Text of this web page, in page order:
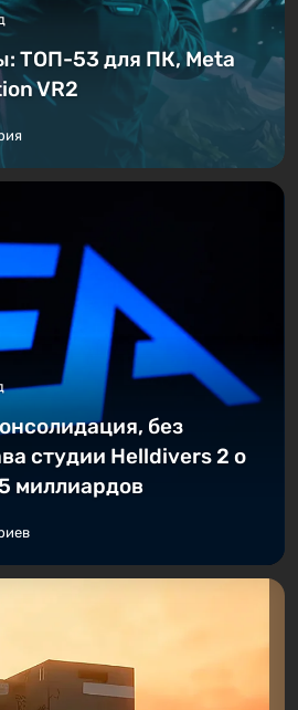
ТОП-53 для ПК, Meta
VR2
без
студии Helldivers 2 о
миллиардов